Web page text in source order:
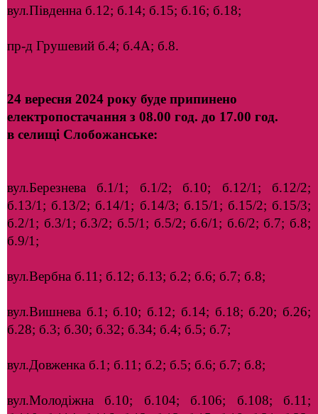
вул.Південна б.12; б.14; б.15; б.16; б.18;
пр-д Грушевий б.4; б.4А; б.8.
24 вересня 2024 року буде припинено
електропостачання з 08.00 год. до 17.00 год.
в селищі Слобожанське:
вул.Березнева б.1/1; б.1/2; б.10; б.12/1; б.12/2;
б.13/1; б.13/2; б.14/1; б.14/3; б.15/1; б.15/2; б.15/3;
б.2/1; б.3/1; б.3/2; б.5/1; б.5/2; б.6/1; б.6/2; б.7; б.8;
б.9/1;
вул.Вербна б.11; б.12; б.13; б.2; б.6; б.7; б.8;
вул.Вишнева б.1; б.10; б.12; б.14; б.18; б.20; б.26;
б.28; б.3; б.30; б.32; б.34; б.4; б.5; б.7;
вул.Довженка б.1; б.11; б.2; б.5; б.6; б.7; б.8;
вул.Молодіжна б.10; б.104; б.106; б.108; б.11;